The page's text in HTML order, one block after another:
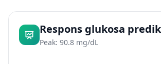
Respons glukosa
Peak: 90.8 mg/dL